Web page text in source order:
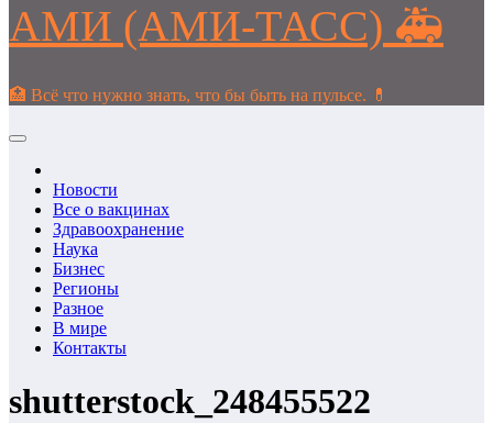
АМИ (АМИ-ТАСС) 🚑
🏥 Всё что нужно знать, что бы быть на пульсе. 💊
Новости
Все о вакцинах
Здравоохранение
Наука
Бизнес
Регионы
Разное
В мире
Контакты
shutterstock_248455522